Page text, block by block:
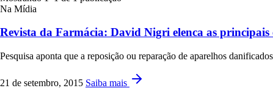
Na Mídia
Revista da Farmácia: David Nigri elenca as principais
Pesquisa aponta que a reposição ou reparação de aparelhos
21 de setembro, 2015 Saiba mais